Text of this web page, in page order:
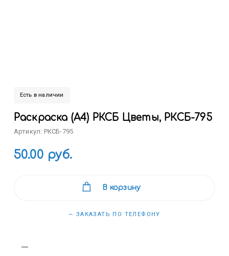
Есть в наличии
Раскраска (А4) РКСБ Цветы, РКСБ-795
Артикул: РКСБ-795
50.00 руб.
В корзину
— ЗАКАЗАТЬ ПО ТЕЛЕФОНУ